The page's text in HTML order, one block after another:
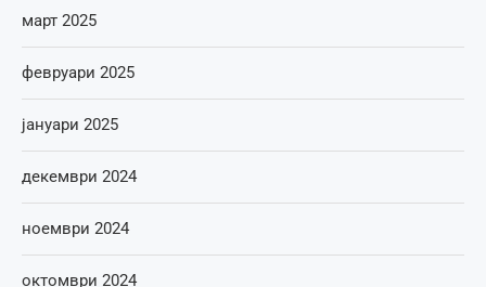
март 2025
февруари 2025
јануари 2025
декември 2024
ноември 2024
октомври 2024